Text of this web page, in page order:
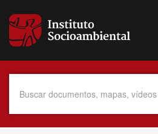
para
conteúdo